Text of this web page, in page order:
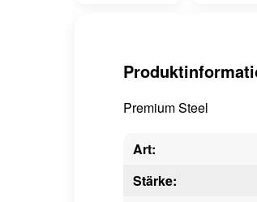
Premium Steel
Art:
Stärke: